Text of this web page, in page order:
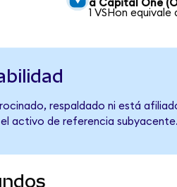
a Capital One
1 VSHon equivale
respaldado ni está
activo de referencia subyacente.